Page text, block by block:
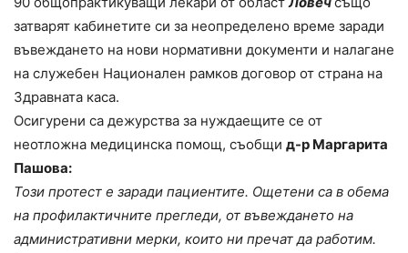
затварят кабинетите си за неопределено време заради
въвеждането на нови нормативни документи и налагане
на служебен Национален рамков договор от страна на
Здравната каса.
Осигурени са дежурства за нуждаещите се от
неотложна медицинска помощ, съобщи д-р Маргарита
Пашова:
Този протест е заради пациентите. Ощетени са в обема
на профилактичните прегледи, от въвеждането на
административни мерки, които ни пречат да работим.